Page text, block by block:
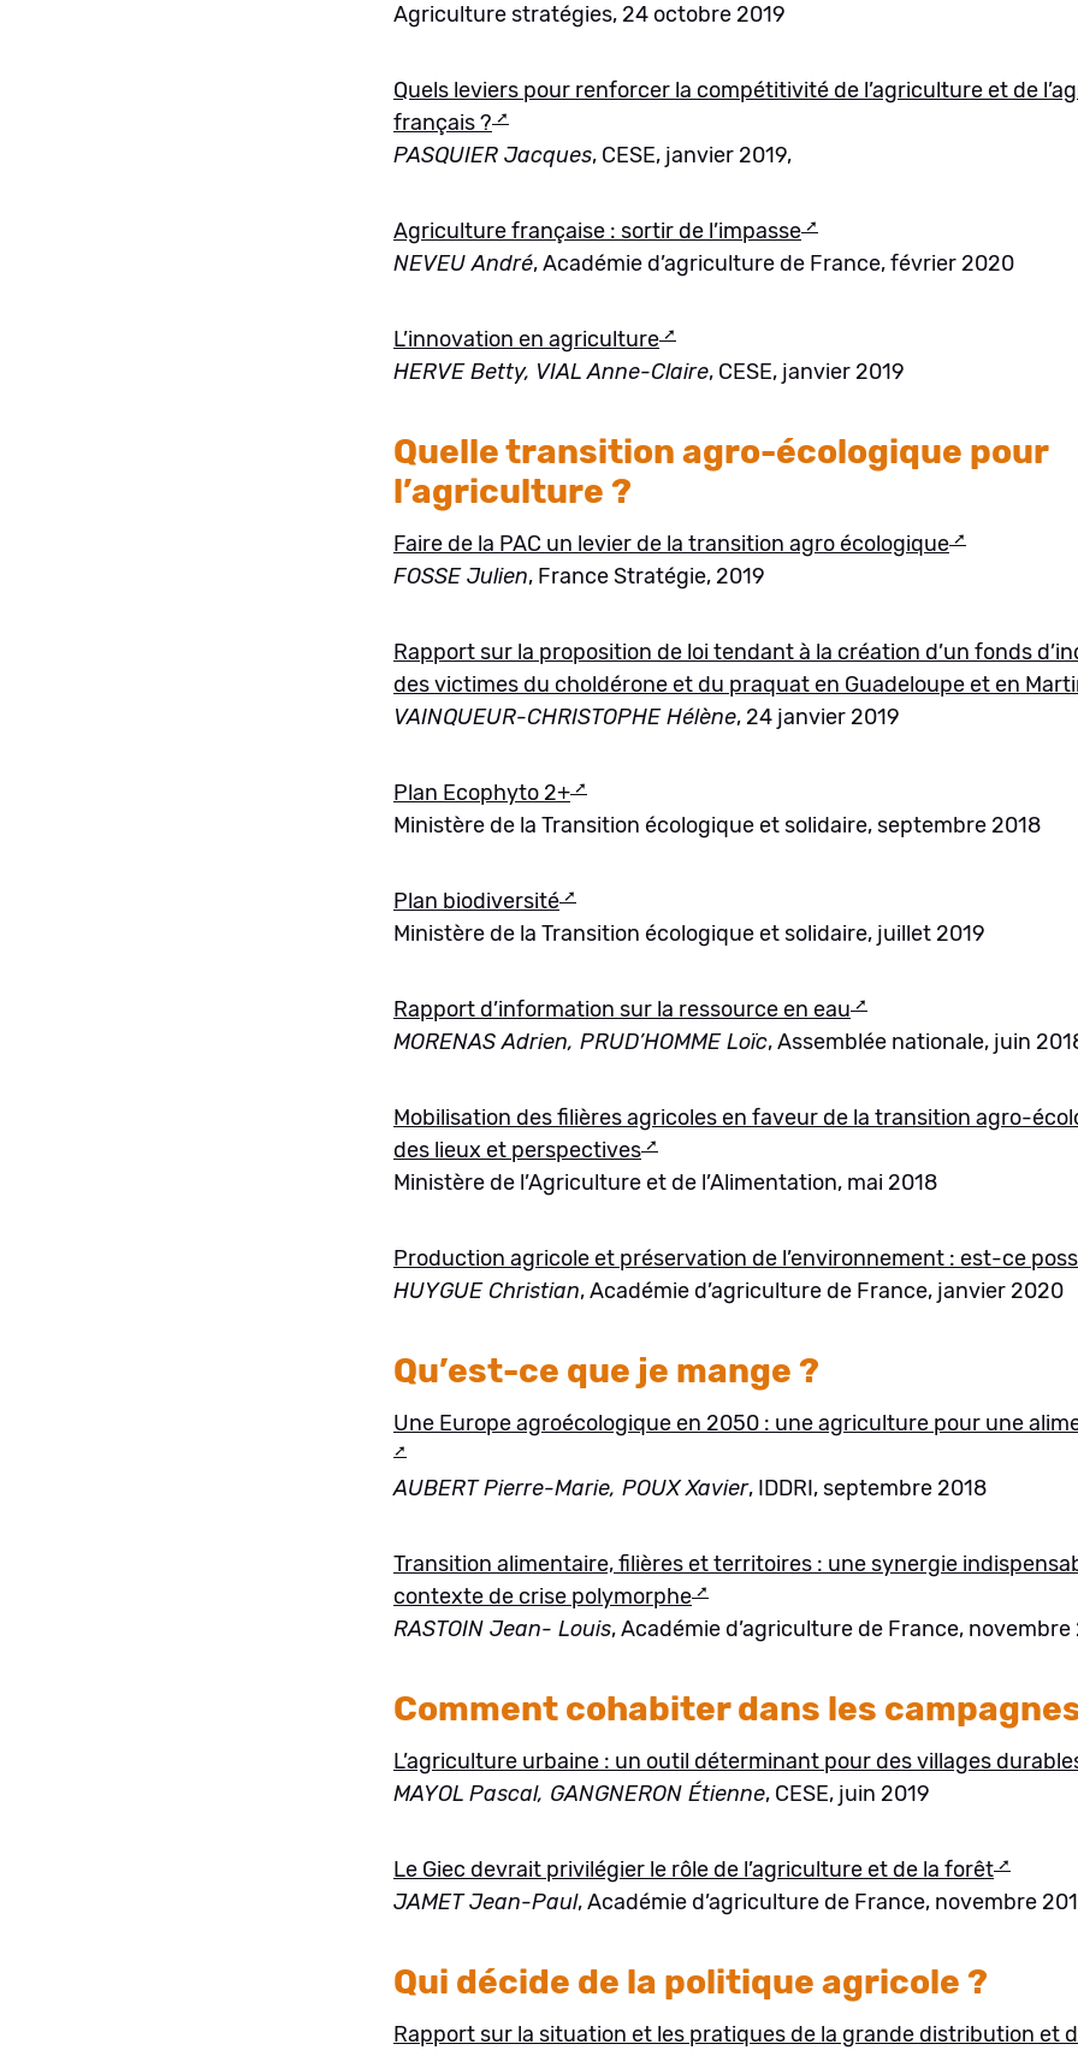
Agriculture stratégies, 24 octobre 2019
Quels leviers pour renforcer la compétitivité de l’agriculture et de
français ?
PASQUIER Jacques, CESE, janvier 2019,
Agriculture française : sortir de l’impasse
NEVEU André, Académie d’agriculture de France, février 2020
L’innovation en agriculture
HERVE Betty, VIAL Anne-Claire, CESE, janvier 2019
Quelle transition agro-écologique pour
l’agriculture ?
Faire de la PAC un levier de la transition agro écologique
FOSSE Julien, France Stratégie, 2019
Rapport sur la proposition de loi tendant à la création d’un fonds
des victimes du choldérone et du praquat en Guadeloupe et en
VAINQUEUR-CHRISTOPHE Hélène, 24 janvier 2019
Plan Ecophyto 2+
Ministère de la Transition écologique et solidaire, septembre 2018
Plan biodiversité
Ministère de la Transition écologique et solidaire, juillet 2019
Rapport d’information sur la ressource en eau
MORENAS Adrien, PRUD’HOMME Loïc, Assemblée nationale, juin
Mobilisation des filières agricoles en faveur de la transition agro-
des lieux et perspectives
Ministère de l’Agriculture et de l’Alimentation, mai 2018
Production agricole et préservation de l’environnement : est-ce
HUYGUE Christian, Académie d’agriculture de France, janvier 2020
Qu’est-ce que je mange ?
Une Europe agroécologique en 2050 : une agriculture pour une
AUBERT Pierre-Marie, POUX Xavier, IDDRI, septembre 2018
Transition alimentaire, filières et territoires : une synergie
contexte de crise polymorphe
RASTOIN Jean- Louis, Académie d’agriculture de France, novembre
Comment cohabiter dans les
L’agriculture urbaine : un outil déterminant pour des villages
MAYOL Pascal, GANGNERON Étienne, CESE, juin 2019
Le Giec devrait privilégier le rôle de l’agriculture et de la forêt
JAMET Jean-Paul, Académie d’agriculture de France, novembre
Qui décide de la politique agricole ?
Rapport sur la situation et les pratiques de la grande distribution et